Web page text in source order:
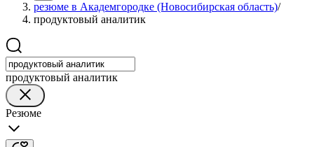
резюме в Академгородке (Новосибирская область)/
продуктовый аналитик
продуктовый аналитик
Резюме